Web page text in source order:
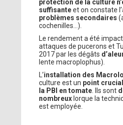
protection de la culture
suffisanteet on constate
problèmes secondaires
cochenilles…).
Le rendement a été
attaques de pucerons et
2017 par les dégâts
lente macroplophus).
L’installation des
culture est un point
la PBI en tomate . Ils sont
nombreux lorque la
est employée.